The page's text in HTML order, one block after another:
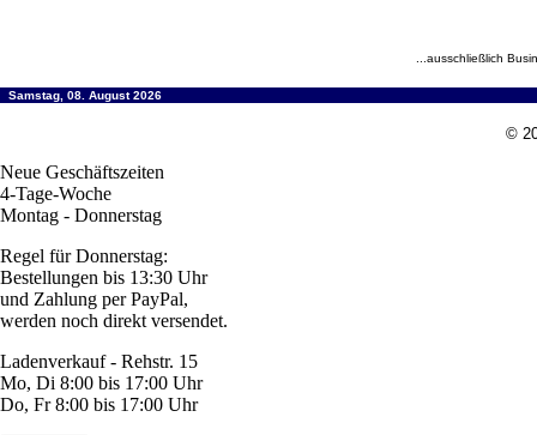
...ausschließlich
Samstag, 08. August 2026
©
Neue Geschäftszeiten
4-Tage-Woche
Montag - Donnerstag
Regel für Donnerstag:
Bestellungen bis 13:30 Uhr
und Zahlung per PayPal,
werden noch direkt versendet.
Ladenverkauf - Rehstr. 15
Mo, Di 8:00 bis 17:00 Uhr
Do, Fr 8:00 bis 17:00 Uhr